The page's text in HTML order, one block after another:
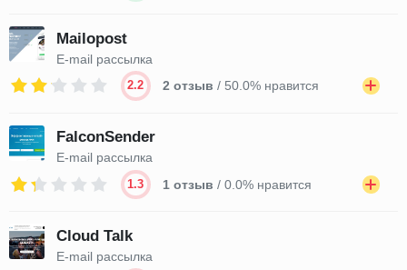
Mailopost
E-mail рассылка
2.2 2 отзыв / 50.0% нравится
FalconSender
E-mail рассылка
1.3 1 отзыв / 0.0% нравится
Cloud Talk
E-mail рассылка